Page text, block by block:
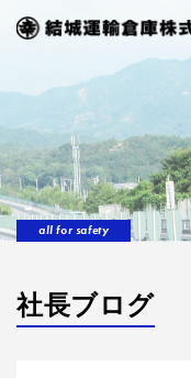
all for safety
社長ブログ